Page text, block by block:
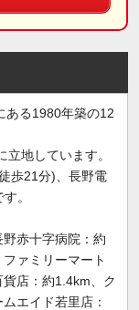
ある1980年築の12
地しています。
歩21分)、長野電
。
赤十字病院：約
ァミリーマート
店：約1.4km、ク
エイド若里店：